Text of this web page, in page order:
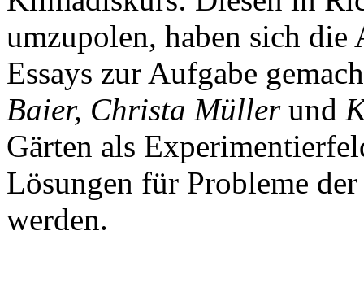
umzupolen, haben sich
Essays zur Aufgabe
Baier, Christa Müllerund
Gärten als
Lösungen für Probleme
werden.